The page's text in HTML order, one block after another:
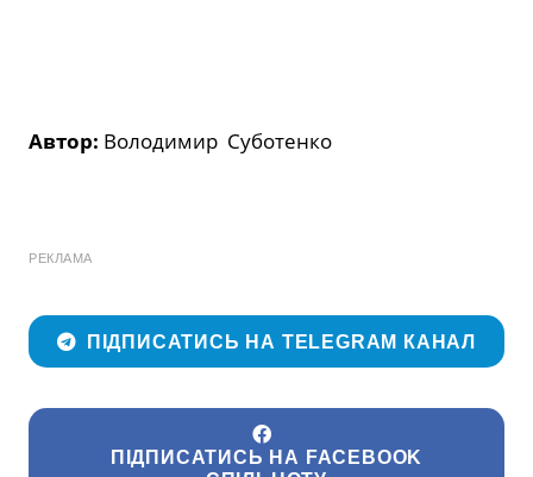
Автор: Володимир Суботенко
РЕКЛАМА
ПІДПИСАТИСЬ НА TELEGRAM КАНАЛ
ПІДПИСАТИСЬ НА FACEBOOK